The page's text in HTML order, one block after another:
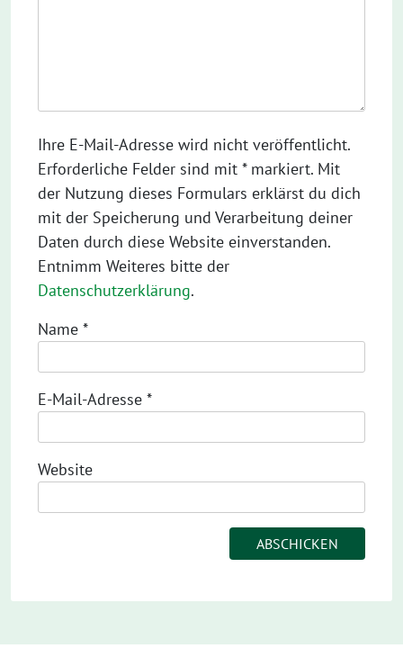
Ihre E-Mail-Adresse wird nicht veröffentlicht.
Erforderliche Felder sind mit * markiert. Mit
der Nutzung dieses Formulars erklärst du dich
mit der Speicherung und Verarbeitung deiner
Daten durch diese Website einverstanden.
Entnimm Weiteres bitte der
Datenschutzerklärung.
Name *
E-Mail-Adresse *
Website